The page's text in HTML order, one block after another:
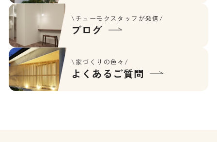
\チューモクスタッフが発信/
ブログ
\家づくりの色々/
よくあるご質問